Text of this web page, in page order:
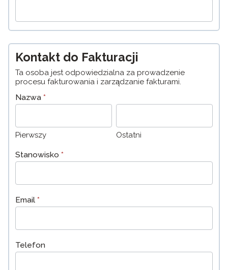
Kontakt do Fakturacji
Ta osoba jest odpowiedzialna za prowadzenie
procesu fakturowania i zarządzanie fakturami.
Nazwa *
Pierwszy
Pierwszy
Ostatni
Ostatni
Stanowisko *
Email *
Telefon